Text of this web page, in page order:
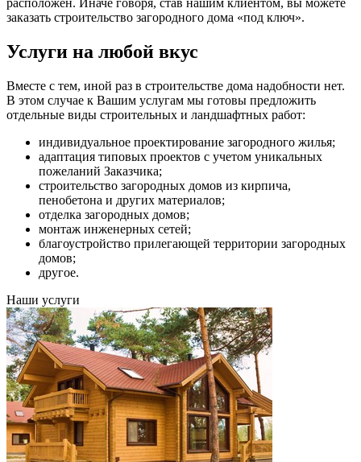
заказать строительство загородного дома «под ключ».
Услуги на любой вкус
Вместе с тем, иной раз в строительстве дома надобности нет.
В этом случае к Вашим услугам мы готовы предложить
отдельные виды строительных и ландшафтных работ:
индивидуальное проектирование загородного жилья;
адаптация типовых проектов с учетом уникальных
пожеланий Заказчика;
строительство загородных домов из кирпича,
пенобетона и других материалов;
отделка загородных домов;
монтаж инженерных сетей;
благоустройство прилегающей территории загородных
домов;
другое.
Наши услуги